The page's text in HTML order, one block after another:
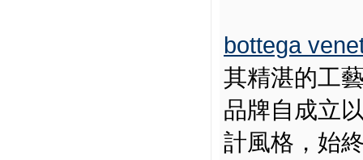
bottega
其精湛的工
品牌自成立
計風格，始